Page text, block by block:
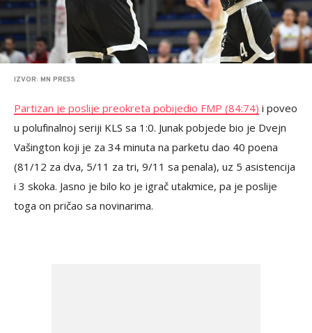
IZVOR: MN PRESS
Partizan je poslije preokreta pobijedio FMP (84:74) i poveo
u polufinalnoj seriji KLS sa 1:0. Junak pobjede bio je Dvejn
Vašington koji je za 34 minuta na parketu dao 40 poena
(81/12 za dva, 5/11 za tri, 9/11 sa penala), uz 5 asistencija
i 3 skoka. Jasno je bilo ko je igrač utakmice, pa je poslije
toga on pričao sa novinarima.